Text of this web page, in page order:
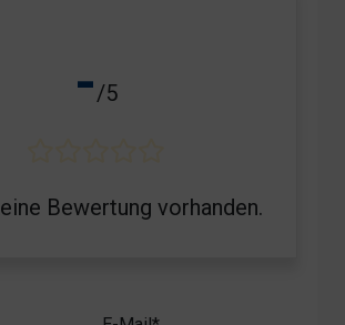
-/5
Bewertung vorhanden.